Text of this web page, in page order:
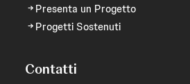
Presenta un Progetto
Progetti Sostenuti
Contatti